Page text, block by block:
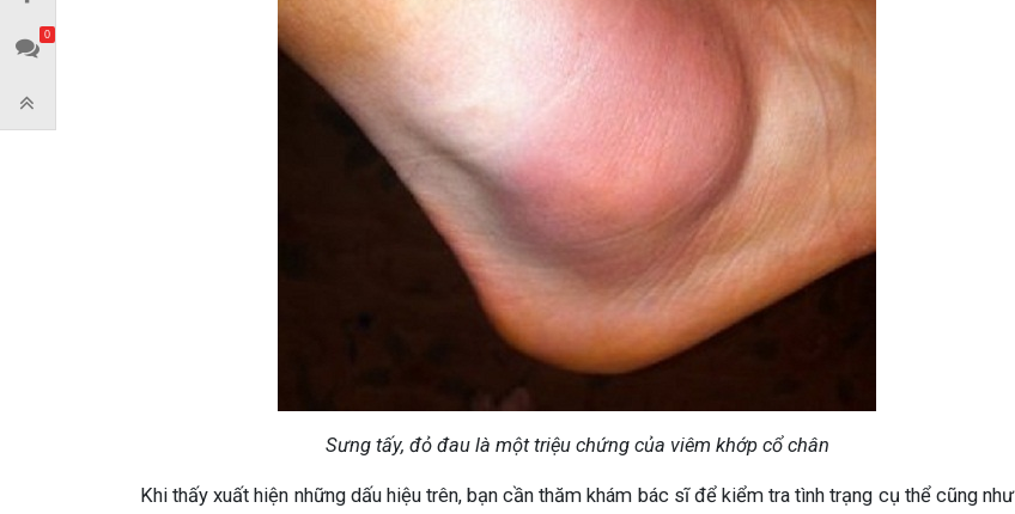
Sưng tấy, đỏ đau là một triệu chứng của viêm khớp cổ chân
Khi thấy xuất hiện những dấu hiệu trên, bạn cần thăm khám bác sĩ để kiểm tra tình trạng cụ thể cũng như
0